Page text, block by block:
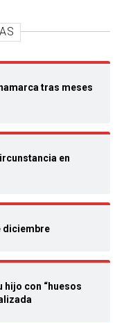
tras meses
en
diciembre
hijo con “huesos